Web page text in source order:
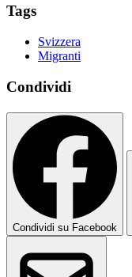
Tags
Svizzera
Migranti
Condividi
Condividi su Facebook